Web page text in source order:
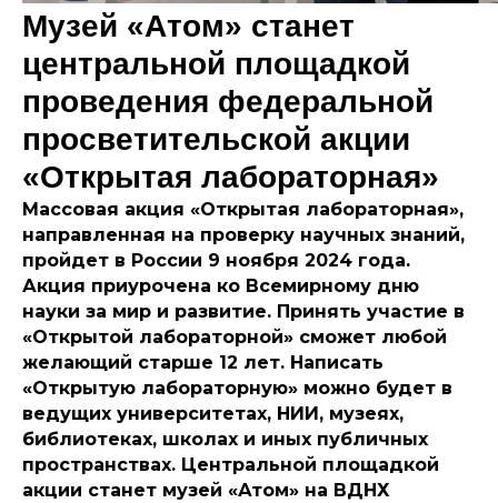
Музей «Атом» станет
центральной площадкой
проведения федеральной
просветительской акции
«Открытая лабораторная»
Массовая акция «Открытая лабораторная»,
направленная на проверку научных знаний,
пройдет в России 9 ноября 2024 года.
Акция приурочена ко Всемирному дню
науки за мир и развитие. Принять участие в
«Открытой лабораторной» сможет любой
желающий старше 12 лет. Написать
«Открытую лабораторную» можно будет в
ведущих университетах, НИИ, музеях,
библиотеках, школах и иных публичных
пространствах. Центральной площадкой
акции станет музей «Атом» на ВДНХ